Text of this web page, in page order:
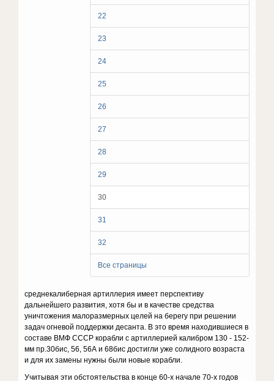
22
23
24
25
26
27
28
29
30
31
32
Все страницы
среднекалиберная артиллерия имеет перспективу
дальнейшего развития, хотя бы и в качестве средства
уничтожения малоразмерных целей на берегу при решении
задач огневой поддержки десанта. В это время находившиеся в
составе ВМФ СССР корабли с артиллерией калибром 130 - 152-
мм пр.30бис, 56, 56А и 68бис достигли уже солидного возраста
и для их замены нужны были новые корабли.
Учитывая эти обстоятельства в конце 60-х начале 70-х годов